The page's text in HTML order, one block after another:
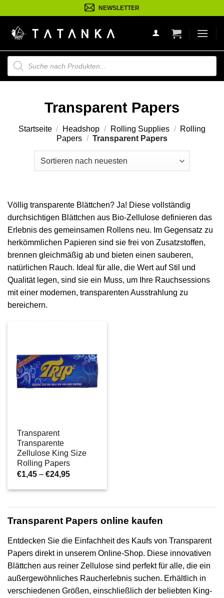
Inhalt
springen
NEWSLETTER
Suche
nach
Produkten
Transparent Papers
Startseite / Headshop / Rolling Supplies /
Rolling
Papers / Transparent Papers
Völlig transparente Blättchen? Ja! Diese vollständig
durchsichtigen Blättchen aus Bio-Zellulose definieren das
Erlebnis des gemeinsamen Rollens neu. Im Gegensatz zu
herkömmlichen Papieren sind sie frei von Zusatzstoffen,
brennen gleichmäßig ab und bieten einen sauberen,
natürlichen Rauch. Ideal für alle, die Wert auf Stil und
Qualität legen, sind sie ein Muss, um Ihre Rauchsessions
mit einer modernen, transparenten Ausstrahlung zu
bereichern.
Transparent
Transparente
Zellulose King Size
Rolling Papers
€1,45 – €24,95Preisspanne:
bis
Transparent Papers online kaufen
Entdecken Sie die Einfachheit des Kaufs von Transparent
Papers direkt in unserem Online-Shop. Diese innovativen
Blättchen aus reiner Zellulose sind perfekt für alle, die ein
außergewöhnliches Raucherlebnis suchen. Erhältlich in
verschiedenen Größen, einschließlich der beliebten King-